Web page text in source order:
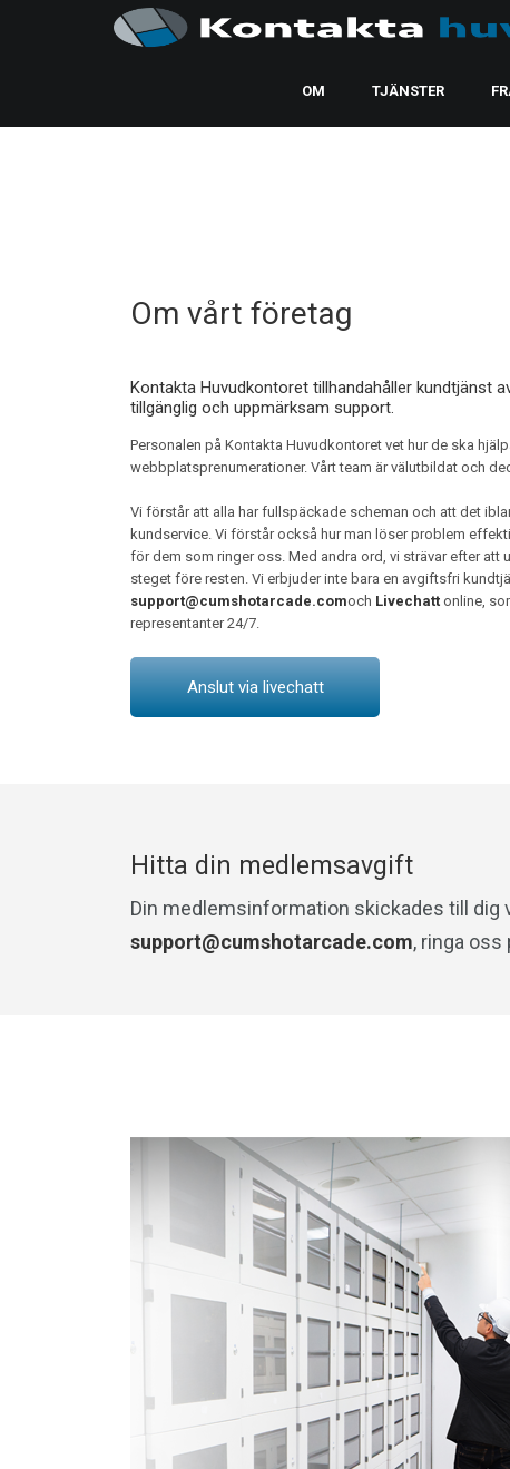
OM TJÄNSTER
Om vårt företag
Kontakta Huvudkontoret tillhandahåller kundtjänst
tillgänglig och uppmärksam support.
Personalen på Kontakta Huvudkontoret vet hur de ska
webbplatsprenumerationer. Vårt team är välutbildat och
Vi förstår att alla har fullspäckade scheman och att det
kundservice. Vi förstår också hur man löser problem
för dem som ringer oss. Med andra ord, vi strävar efter
steget före resten. Vi erbjuder inte bara en avgiftsfri
support@cumshotarcade.comoch Livechatt online,
representanter 24/7.
Anslut via livechatt
Hitta din medlemsavgift
Din medlemsinformation skickades till dig
support@cumshotarcade.com, ringa oss